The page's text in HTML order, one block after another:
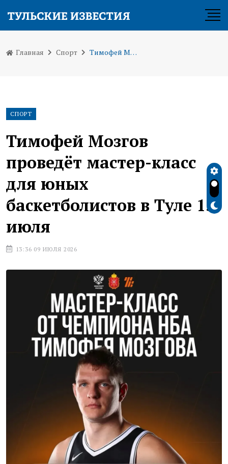
Главная Спорт Тимофей Мозгов проведёт мастер-класс для юных баскетболистов в Туле 15 июля
СПОРТ
Тимофей Мозгов
проведёт мастер-класс
для юных
баскетболистов в Туле 15
июля
13:36 09 ИЮЛЯ 2026